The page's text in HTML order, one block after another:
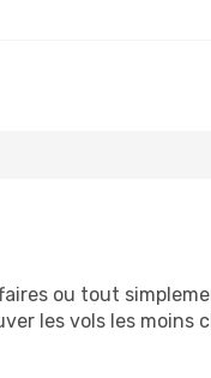
ou tout
les vols les